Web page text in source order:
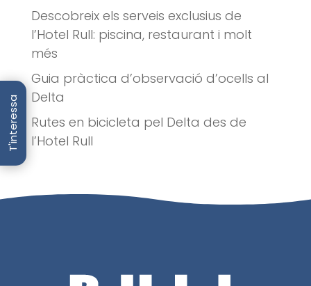
T'interessa
Descobreix els serveis exclusius de
l’Hotel Rull: piscina, restaurant i molt
més
Guia pràctica d’observació d’ocells al
Delta
Rutes en bicicleta pel Delta des de
l’Hotel Rull